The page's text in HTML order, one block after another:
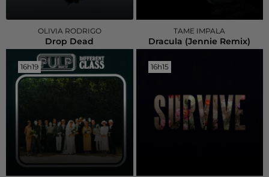
OLIVIA RODRIGO
Drop Dead
TAME IMPALA
Dracula (jennie Remix)
16h19
16h19 16h15
16h15